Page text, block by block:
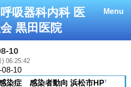
Menu
吸器科内科 医
黒田医院
10
) 06:25:42
08-10
染症 感染者動向 浜松市HP†